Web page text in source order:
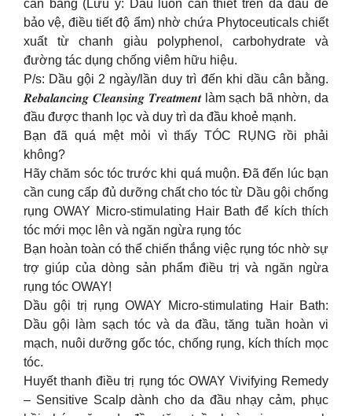
cân bằng (Lưu ý: Dầu luôn cần thiết trên da đầu để
bảo vệ, điều tiết độ ẩm) nhờ chứa Phytoceuticals chiết
xuất từ chanh giàu polyphenol, carbohydrate và
đường tác dụng chống viêm hữu hiệu.
P/s: Dầu gội 2 ngày/lần duy trì đến khi dầu cân bằng.
𝑹𝒆𝒃𝒂𝒍𝒂𝒏𝒄𝒊𝒏𝒈 𝑪𝒍𝒆𝒂𝒏𝒔𝒊𝒏𝒈 𝑻𝒓𝒆𝒂𝒕𝒎𝒆𝒏𝒕 làm sạch bã nhờn, da
đầu được thanh lọc và duy trì da đầu khoẻ mạnh.
Bạn đã quá mệt mỏi vì thấy TÓC RỤNG rồi phải
không?
Hãy chăm sóc tóc trước khi quá muộn. Đã đến lúc bạn
cần cung cấp đủ dưỡng chất cho tóc từ Dầu gội chống
rụng OWAY Micro-stimulating Hair Bath để kích thích
tóc mới mọc lên và ngăn ngừa rụng tóc
Bạn hoàn toàn có thể chiến thắng việc rụng tóc nhờ sự
trợ giúp của dòng sản phẩm điều trị và ngăn ngừa
rụng tóc OWAY!
Dầu gội trị rụng OWAY Micro-stimulating Hair Bath:
Dầu gội làm sạch tóc và da đầu, tăng tuần hoàn vi
mạch, nuôi dưỡng gốc tóc, chống rụng, kích thích mọc
tóc.
Huyết thanh điều trị rụng tóc OWAY Vivifying Remedy
– Sensitive Scalp dành cho da đầu nhạy cảm, phục